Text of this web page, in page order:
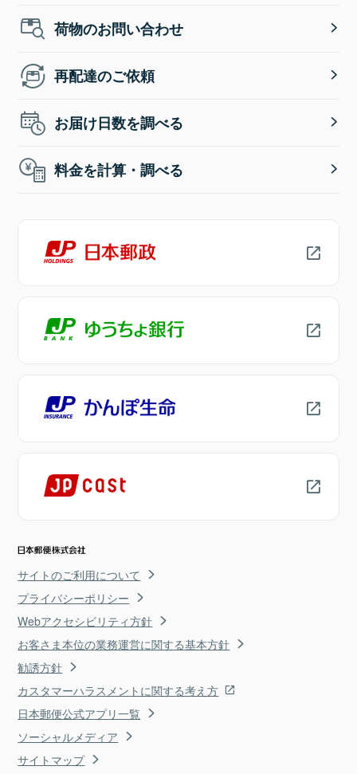
荷物のお問い合わせ
再配達のご依頼
お届け日数を調べる
料金を計算・調べる
サイトのご利用について
プライバシーポリシー
Webアクセシビリティ方針
お客さま本位の業務運営に関する基本方針
勧誘方針
カスタマーハラスメントに関する考え方
日本郵便公式アプリ一覧
ソーシャルメディア
サイトマップ